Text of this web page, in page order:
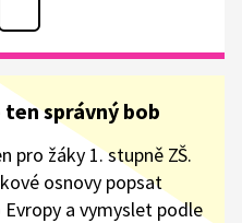
správný bob
pro žáky 1. stupně ZŠ.
osnovy popsat
a vymyslet podle